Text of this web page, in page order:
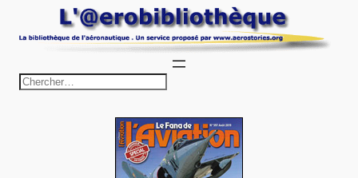
au
c
h
e